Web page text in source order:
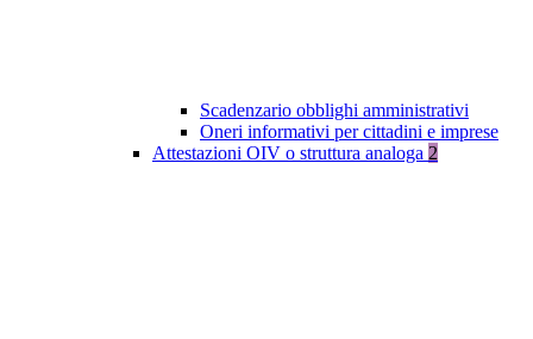
Scadenzario obblighi amministrativi
Oneri informativi per cittadini e imprese
Attestazioni OIV o struttura analoga 2